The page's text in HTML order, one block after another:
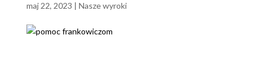
maj 22, 2023 | Nasze wyroki